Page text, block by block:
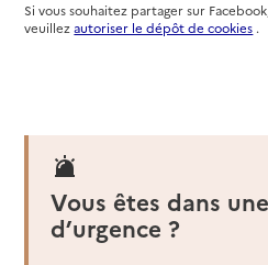
03 68 46 16 19
Service autonomie à
L'Arche Oise
Adresse
Si vous souhaitez partager sur
veuillezautoriser le dépôt de cookies .
Vous êtes dans
d’urgence ?